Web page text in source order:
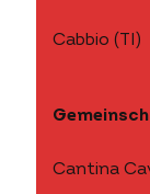
Cabbio (TI)
Cantina